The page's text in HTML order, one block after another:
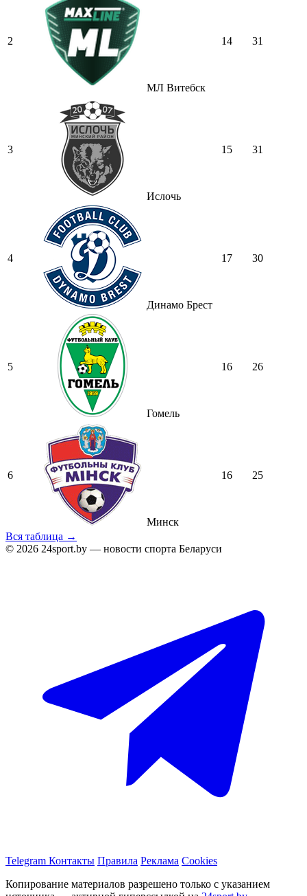
2
МЛ Витебск
14 31
3
Ислочь
15 31
4
Динамо Брест
17 30
5
Гомель
16 26
6
Минск
16 25
Вся таблица →
© 2026 24sport.by — новости спорта Беларуси
Telegram Контакты Правила Реклама Cookies
Копирование материалов разрешено только с указанием